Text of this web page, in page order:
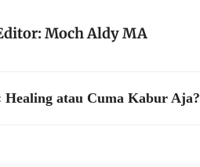
Moch Aldy MA
Healing atau Cuma Kabur Aja?